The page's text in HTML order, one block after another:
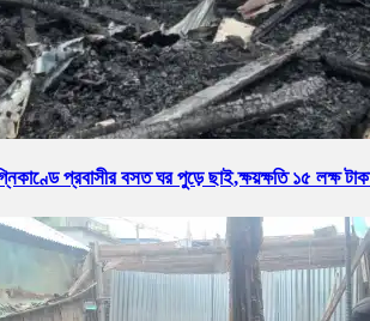
প্রবাসীর বসত ঘর পুড়ে ছাই,ক্ষয়ক্ষতি ১৫ লক্ষ